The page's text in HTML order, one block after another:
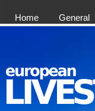
Home General